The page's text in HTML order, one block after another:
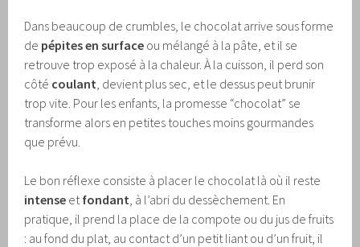
Dans beaucoup de crumbles, le chocolat arrive sous forme
de pépites en surface ou mélangé à la pâte, et il se
retrouve trop exposé à la chaleur. À la cuisson, il perd son
côté coulant , devient plus sec, et le dessus peut brunir
trop vite. Pour les enfants, la promesse “chocolat” se
transforme alors en petites touches moins gourmandes
que prévu.
Le bon réflexe consiste à placer le chocolat là où il reste
intense et fondant , à l’abri du dessèchement. En
pratique, il prend la place de la compote ou du jus de fruits
: au fond du plat, au contact d’un petit liant ou d’un fruit, il